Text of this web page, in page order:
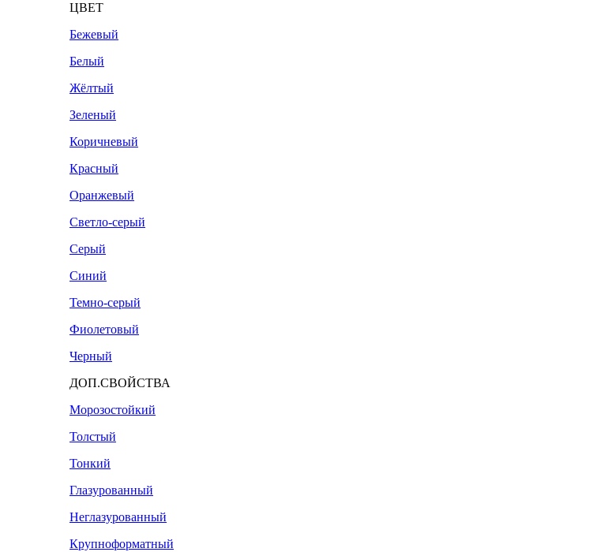
ЦВЕТ
Бежевый
Белый
Жёлтый
Зеленый
Коричневый
Красный
Оранжевый
Светло-серый
Серый
Синий
Темно-серый
Фиолетовый
Черный
ДОП.СВОЙСТВА
Морозостойкий
Толстый
Тонкий
Глазурованный
Неглазурованный
Крупноформатный